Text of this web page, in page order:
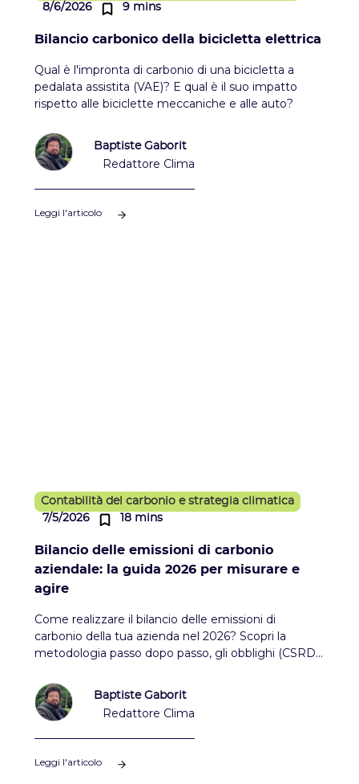
8/6/2026
9 mins
Bilancio carbonico della bicicletta elettrica
Qual è l'impronta di carbonio di una bicicletta a
pedalata assistita (VAE)? E qual è il suo impatto
rispetto alle biciclette meccaniche e alle auto?
Baptiste Gaborit
Redattore Clima
Leggi l'articolo
Contabilità del carbonio e strategia climatica
7/5/2026
18 mins
Bilancio delle emissioni di carbonio
aziendale: la guida 2026 per misurare e
agire
Come realizzare il bilancio delle emissioni di
carbonio della tua azienda nel 2026? Scopri la
metodologia passo dopo passo, gli obblighi (CSRD,
Baptiste Gaborit
Redattore Clima
Leggi l'articolo